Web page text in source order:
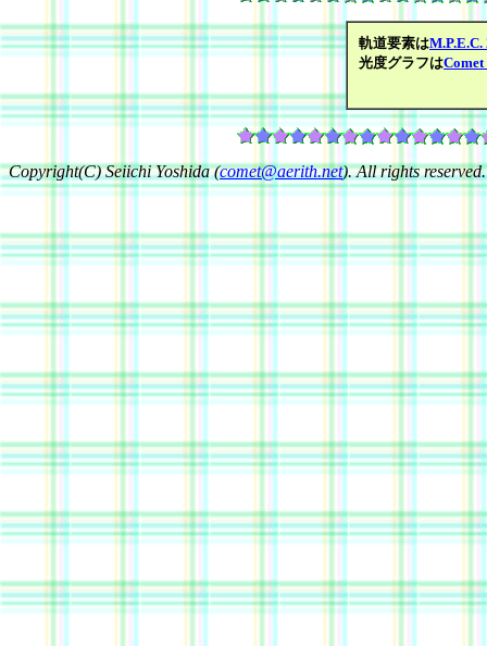
軌道要素はM.P.E.C.
光度グラフは
Copyright(C) Seiichi Yoshida (comet@aerith.net). All rights reserved.